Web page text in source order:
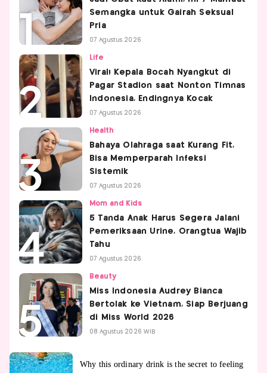
Semangka untuk Gairah Seksual
Pria
07 Agustus 2026
Life
Viral! Kepala Bocah Nyangkut di
Pagar Stadion saat Nonton Timnas
Indonesia, Endingnya Kocak
07 Agustus 2026
Health
Bahaya Olahraga saat Kurang Fit,
Bisa Memperparah Infeksi
Sistemik
07 Agustus 2026
Mom and Kids
5 Tanda Anak Harus Segera Jalani
Pemeriksaan Urine, Orangtua Wajib
Tahu
07 Agustus 2026
Beauty
Miss Indonesia Audrey Bianca
Bertolak ke Vietnam, Siap Berjuang
di Miss World 2026
08 Agustus 2026 WIB